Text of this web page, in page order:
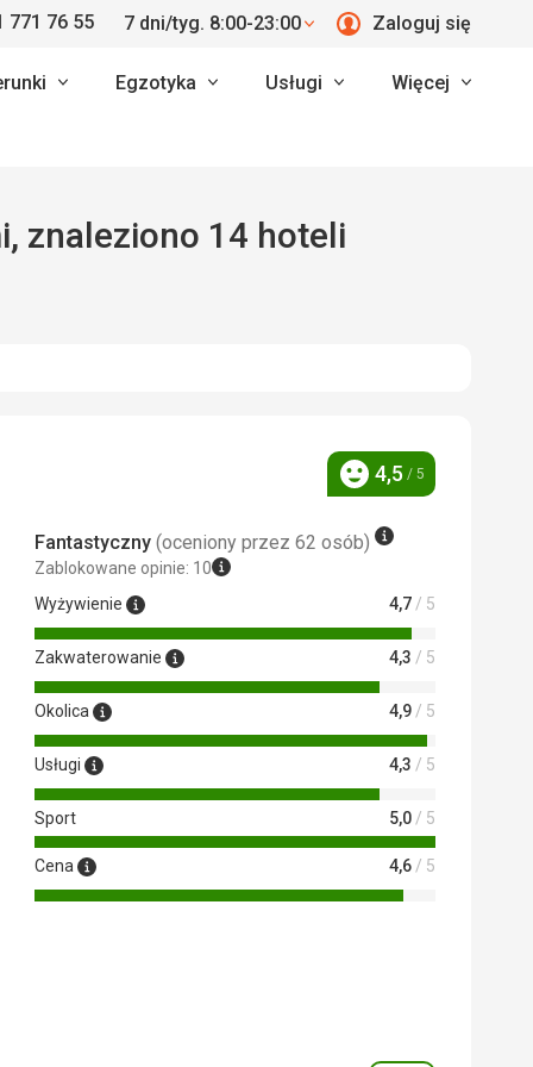
771 76 55 7 dni/tyg. 8:00-23:00 Zaloguj się
Egzotyka Usługi Więcej
z opiniami, znaleziono 14 hoteli
Ocena
4,5 / 5
Fantastyczny (oceniony przez 62 osób)
Zablokowane opinie: 10
Wyżywienie
4,7/ 5
Zakwaterowanie 4,3 / 5
Okolica 4,9/ 5
Usługi 4,3 / 5
Sport 5,0/ 5
Cena 4,6/ 5